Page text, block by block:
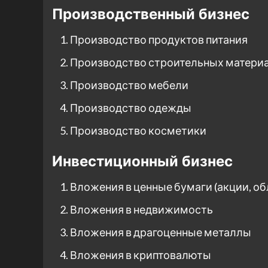
Производственный бизнес
Производство продуктов питания
Производство строительных
Производство мебели
Производство одежды
Производство косметики
Инвестиционный бизнес
Вложения в ценные бумаги (акции,
Вложения в недвижимость
Вложения в драгоценные металлы
Вложения в криптовалюты